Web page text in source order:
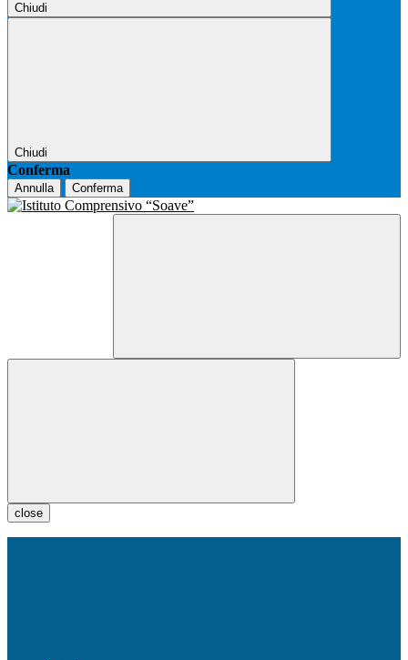
Chiudi
Chiudi
Conferma
Annulla Conferma
close